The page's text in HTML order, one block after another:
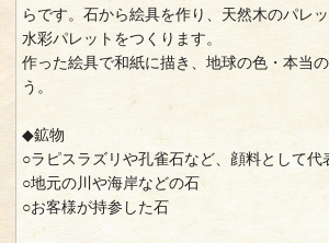
らです。石から絵具を作り、天然木のパレ
水彩パレットをつくります。
作った絵具で和紙に描き、地球の色・本当
う。
◆鉱物
○ラピスラズリや孔雀石など、顔料として代
○地元の川や海岸などの石
○お客様が持参した石